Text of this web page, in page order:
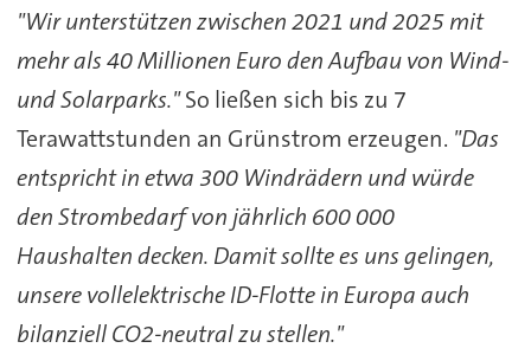
"Wir unterstützen zwischen 2021 und 2025 mit
mehr als 40 Millionen Euro den Aufbau von Wind-
und Solarparks."So ließen sich bis zu 7
Terawattstunden an Grünstrom erzeugen. "Das
entspricht in etwa 300 Windrädern und würde
den Strombedarf von jährlich 600 000
Haushalten decken. Damit sollte es uns gelingen,
unsere vollelektrische ID-Flotte in Europa auch
bilanziell CO2-neutral zu stellen."